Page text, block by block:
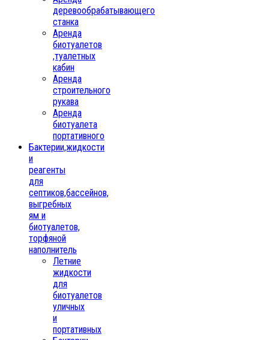
деревообрабатывающего
станка
Аренда
биотуалетов
,туалетных
кабин
Аренда
строительного
рукава
Аренда
биотуалета
портативного
Бактерии,жидкости
и
реагенты
для
септиков,бассейнов,
выгребных
ям и
биотуалетов,
торфяной
наполнитель
Летние
жидкости
для
биотуалетов
уличных
и
портативных